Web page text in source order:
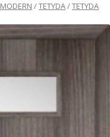
MODERN /TETYDA/TETYDA